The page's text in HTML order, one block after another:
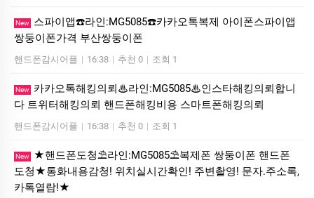
New
스파이앱☎️라인:MG5085☎️카카오톡복제 아이폰스파이앱
쌍둥이폰가격 부산쌍둥이폰
핸드폰감시어플 | 16:38 | 추천 0 | 조회 1
New
카카오톡해킹의뢰♨라인:MG5085♨인스타해킹의뢰합니
다 트위터해킹의뢰 핸드폰해킹비용 스마트폰해킹의뢰
핸드폰감시어플 | 16:38 | 추천 0 | 조회 1
New
★핸드폰도청⛱️라인:MG5085⛱️복제폰 쌍둥이폰 핸드폰
도청★통화내용감청! 위치실시간확인! 주변촬영! 문자.주소록,
카톡열람!★